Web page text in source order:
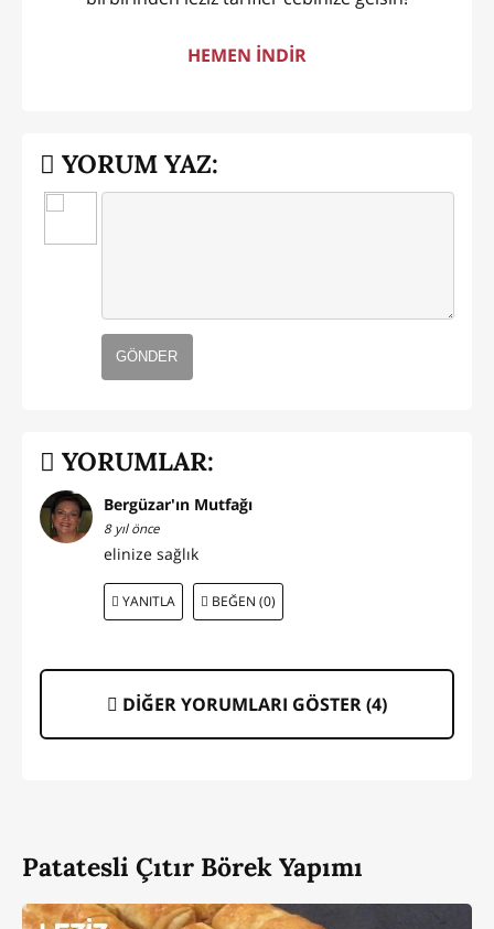
HEMEN İNDİR
YORUM YAZ:
GÖNDER
YORUMLAR:
Bergüzar'ın Mutfağı
8 yıl önce
elinize sağlık
YANITLA BEĞEN (0)
DİĞER YORUMLARI GÖSTER (4)
Patatesli Çıtır Börek Yapımı